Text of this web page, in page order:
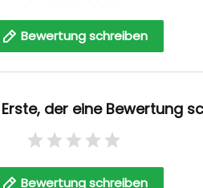
Bewertung schreiben
der eine Bewertung
Bewertung schreiben